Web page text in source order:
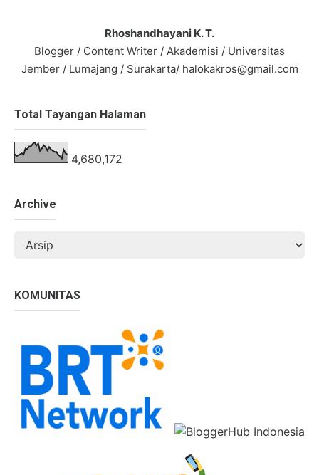
Rhoshandhayani K. T.
Blogger / Content Writer / Akademisi / Universitas
Jember / Lumajang / Surakarta/ halokakros@gmail.com
Total Tayangan Halaman
4,680,172
Archive
KOMUNITAS